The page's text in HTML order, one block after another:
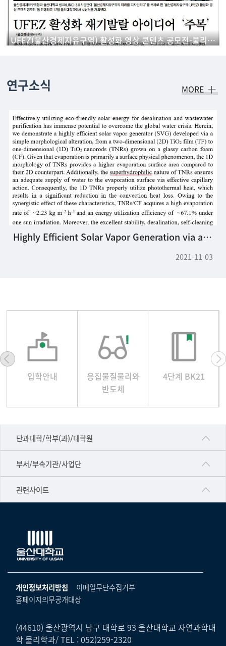
UFEZ(울산경제자유구역) 활성화 영상 콘텐츠 공모전-물리학과 학생 '우수상' 수상
연구소식 MORE
Highly Efficient Solar Vapor Generation via a Simple Morphological Alteration of TiO2 Films Grown on a Glassy Carbon Foam
2021-11-03
입학안내
응집물질물리와
반도체
4단계 BK21
단과대학/학부(과)/대학원
■인문대학
▷국어국문학부
▷일본어·일본학과
▷프랑스어·프랑스학과
▷스페인·중남미학과
▷철학·상담학과
■사회과학대학
▷사회과학부
부서/부속기관/사업단
공동기기센터
공학교육혁신센터
국제교류처
기초과학연구소
물리BK 미래혁신응집물질물리인재교육연구단
미래기술혁신융합형인재양성센터
관련사이트
건강가정지원센터
교수협의회
노동조합
생명윤리위원회
온라인 기술거래 플랫폼
울산대신문
울산대학교병원
개인정보처리방침
이메일무단수집거부
홈페이지의무공개대상
(44610) 울산광역시 남구 대학로 93 울산대학교 자연과학대
학 물리학과/ TEL : 052)259-2320